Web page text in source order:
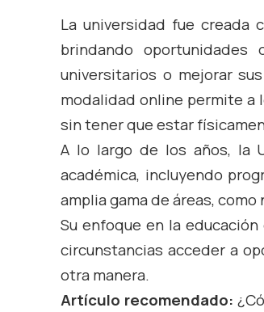
La universidad fue creada
brindando
universitarios o mejorar
modalidad online permite a
sin tener que estar
A lo largo de los años, la
académica, incluyendo
amplia gama de áreas,
Su enfoque en la
circunstancias acceder a
otra manera.
Artículo recomendado: